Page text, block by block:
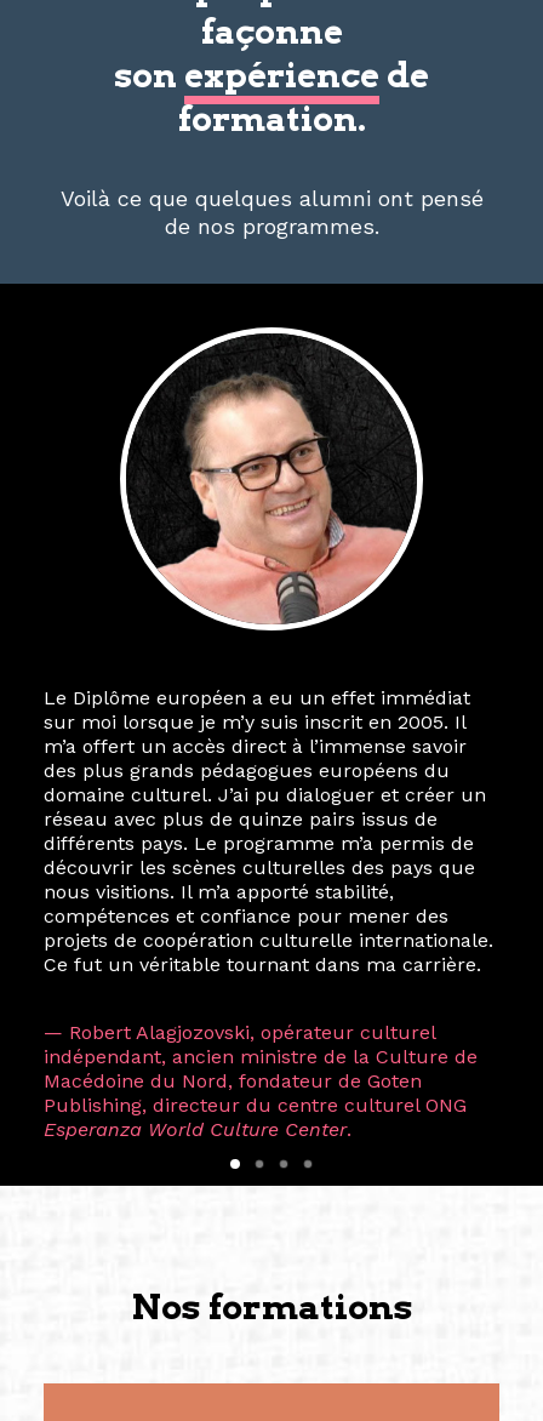
façonne
son expérience de
formation.
Voilà ce que quelques alumni ont pensé
de nos programmes.
Le Diplôme européen a eu un effet immédiat
sur moi lorsque je m’y suis inscrit en 2005. Il
m’a offert un accès direct à l’immense savoir
des plus grands pédagogues européens du
domaine culturel. J’ai pu dialoguer et créer un
réseau avec plus de quinze pairs issus de
différents pays. Le programme m’a permis de
découvrir les scènes culturelles des pays que
nous visitions. Il m’a apporté stabilité,
compétences et confiance pour mener des
projets de coopération culturelle internationale.
Ce fut un véritable tournant dans ma carrière.
— Robert Alagjozovski, opérateur culturel
indépendant, ancien ministre de la Culture de
Macédoine du Nord, fondateur de Goten
Publishing, directeur du centre culturel ONG
Esperanza World Culture Center.
Nos formations